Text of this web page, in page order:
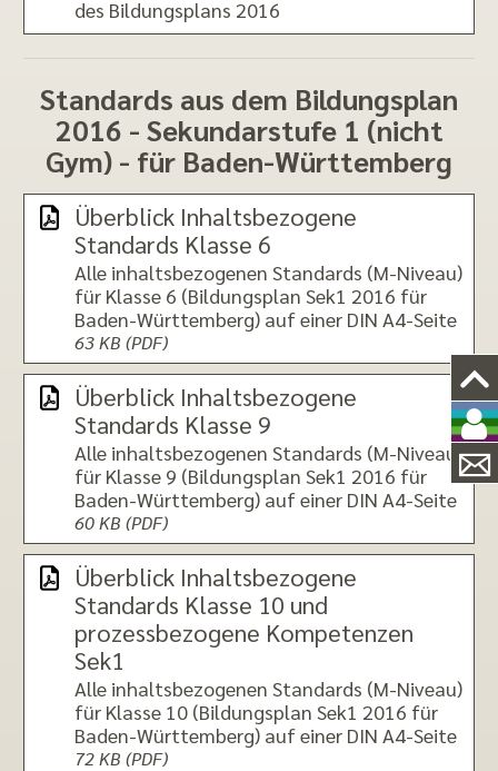
des Bildungsplans 2016
Standards aus dem Bildungsplan
2016 - Sekundarstufe 1 (nicht
Gym) - für Baden-Württemberg
Überblick Inhaltsbezogene
Standards Klasse 6
Alle inhaltsbezogenen Standards (M-Niveau)
für Klasse 6 (Bildungsplan Sek1 2016 für
Baden-Württemberg) auf einer DIN A4-Seite
63 KB (PDF)
Überblick Inhaltsbezogene
Standards Klasse 9
Alle inhaltsbezogenen Standards (M-Niveau)
für Klasse 9 (Bildungsplan Sek1 2016 für
Baden-Württemberg) auf einer DIN A4-Seite
60 KB (PDF)
Überblick Inhaltsbezogene
Standards Klasse 10 und
prozessbezogene Kompetenzen
Sek1
Alle inhaltsbezogenen Standards (M-Niveau)
für Klasse 10 (Bildungsplan Sek1 2016 für
Baden-Württemberg) auf einer DIN A4-Seite
72 KB (PDF)